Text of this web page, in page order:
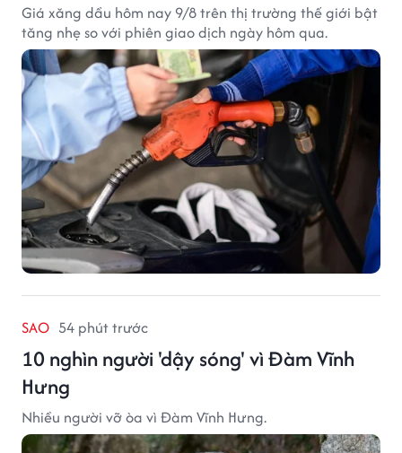
Giá xăng dầu hôm nay 9/8 trên thị trường thế giới bật
tăng nhẹ so với phiên giao dịch ngày hôm qua.
SAO 54 phút trước
10 nghìn người 'dậy sóng' vì Đàm Vĩnh
Hưng
Nhiều người vỡ òa vì Đàm Vĩnh Hưng.